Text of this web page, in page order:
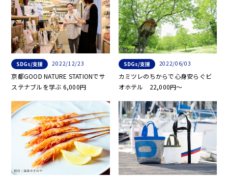
SDGs/支援 2022/12/23
京都GOOD NATURE STATIONでサ
ステナブルを学ぶ 6,000円
SDGs/支援 2022/06/03
カミツレのちからで心身安らぐビ
オホテル 22,000円～